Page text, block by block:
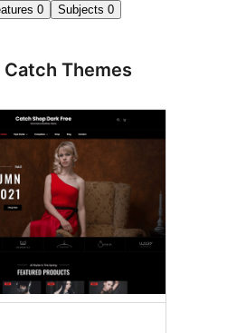
0 Subjects 0
Themes